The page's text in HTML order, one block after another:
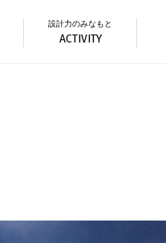
設計力のみなもと
ACTIVITY